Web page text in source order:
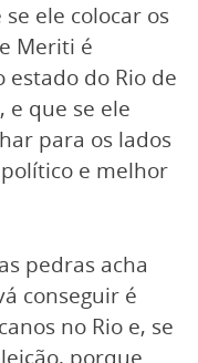
ele colocar os
Meriti é
do Rio de
e que se ele
para os lados
e melhor
pedras acha
conseguir é
no Rio e, se